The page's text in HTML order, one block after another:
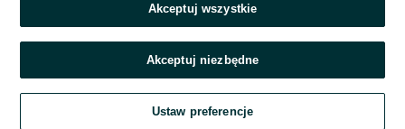
Zaloguj się
Kontynuując za pośrednictwem jednego z dostawców wskazanych powyżej,
OLX.pl w jego aktualnym brzmieniu.
Akceptuj wszystkie
Akceptuj niezbędne
Ustaw preferencje